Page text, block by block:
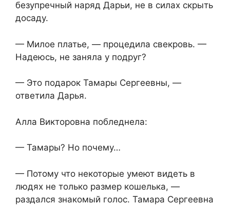
безупречный наряд Дарьи, не в силах скрыть
досаду.
— Милое платье, — процедила свекровь. —
Надеюсь, не заняла у подруг?
— Это подарок Тамары Сергеевны, —
ответила Дарья.
Алла Викторовна побледнела:
— Тамары? Но почему…
— Потому что некоторые умеют видеть в
людях не только размер кошелька, —
раздался знакомый голос. Тамара Сергеевна